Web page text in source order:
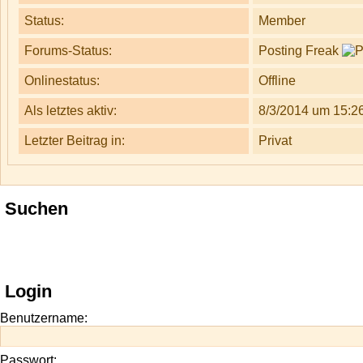
Status: Member
Forums-Status: Posting Freak
Onlinestatus: Offline
Als letztes aktiv: 8/3/2014 um
Letzter Beitrag in: Privat
Suchen
Login
Benutzername:
Passwort: